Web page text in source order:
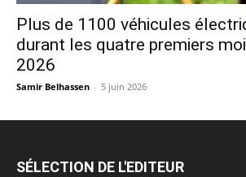
Plus de 1100 véhicules
durant les quatre premiers
2026
Samir Belhassen - 5 juin 2026
SÉLECTION DE L'EDITEUR